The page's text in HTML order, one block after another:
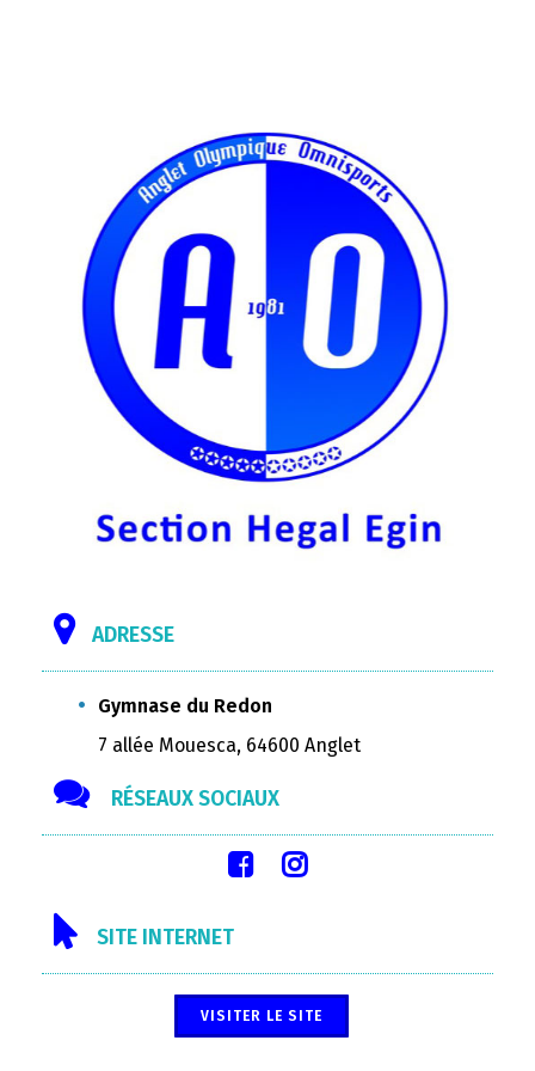
ADRESSE
Gymnase du Redon
7 allée Mouesca, 64600 Anglet
RÉSEAUX SOCIAUX
SITE INTERNET
VISITER LE SITE